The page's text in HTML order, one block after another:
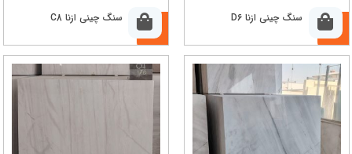
سنگ چینی ازنا D6 سنگ چینی ازنا C8